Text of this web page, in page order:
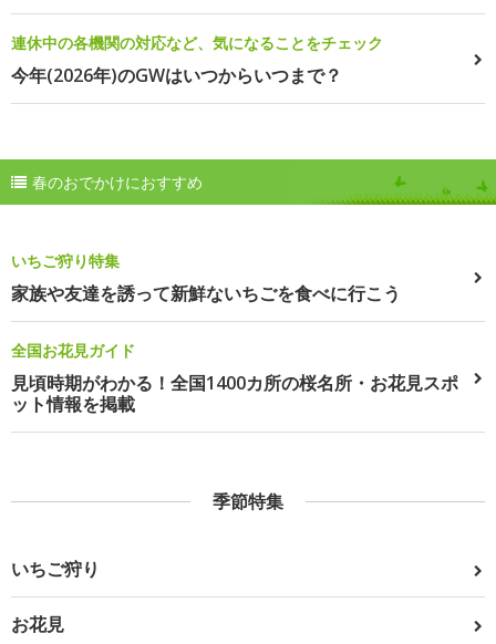
連休中の各機関の対応など、気になることをチェック
今年(2026年)のGWはいつからいつまで？
春のおでかけにおすすめ
いちご狩り特集
家族や友達を誘って新鮮ないちごを食べに行こう
全国お花見ガイド
見頃時期がわかる！全国1400カ所の桜名所・お花見スポ
ット情報を掲載
季節特集
いちご狩り
お花見